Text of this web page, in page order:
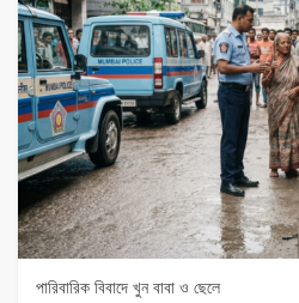
পারিবারিক বিবাদে খুন বাবা ও ছেলে